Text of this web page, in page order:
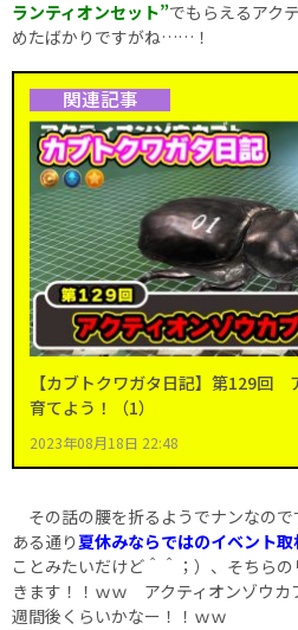
ランティオンセット”でもらえるアク
めたばかりですがね……！
関連記事
【カブトクワガタ日記】第129回
育てよう！（1）
2023年08月18日 22:48
その話の腰を折るようでナンなの
ある通り夏休みならではのイベント
ことみたいだけど＾＾；）、そちら
きます！！ｗｗ アクティオンゾウ
週間後くらいかなー！！ｗｗ